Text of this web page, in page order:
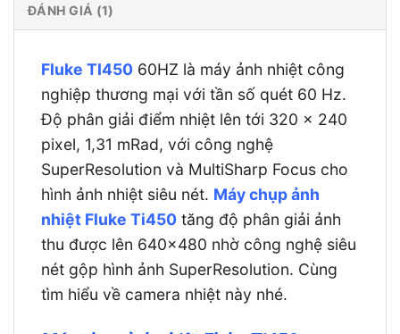
ĐÁNH GIÁ (1)
Fluke TI450 60HZ là máy ảnh nhiệt công
nghiệp thương mại với tần số quét 60 Hz.
Độ phân giải điểm nhiệt lên tới 320 x 240
pixel, 1,31 mRad, với công nghệ
SuperResolution và MultiSharp Focus cho
hình ảnh nhiệt siêu nét. Máy chụp ảnh
nhiệt Fluke Ti450 tăng độ phân giải ảnh
thu được lên 640×480 nhờ công nghệ siêu
nét gộp hình ảnh SuperResolution. Cùng
tìm hiểu về camera nhiệt này nhé.